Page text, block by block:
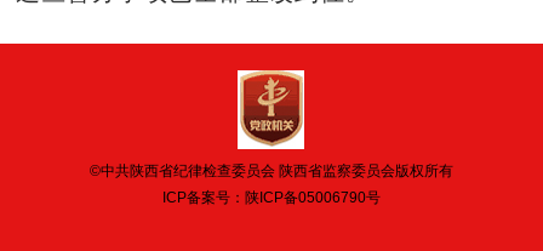
©中共陕西省纪律检查委员会 陕西省监察委员会版权所有
ICP备案号： 陕ICP备05006790号